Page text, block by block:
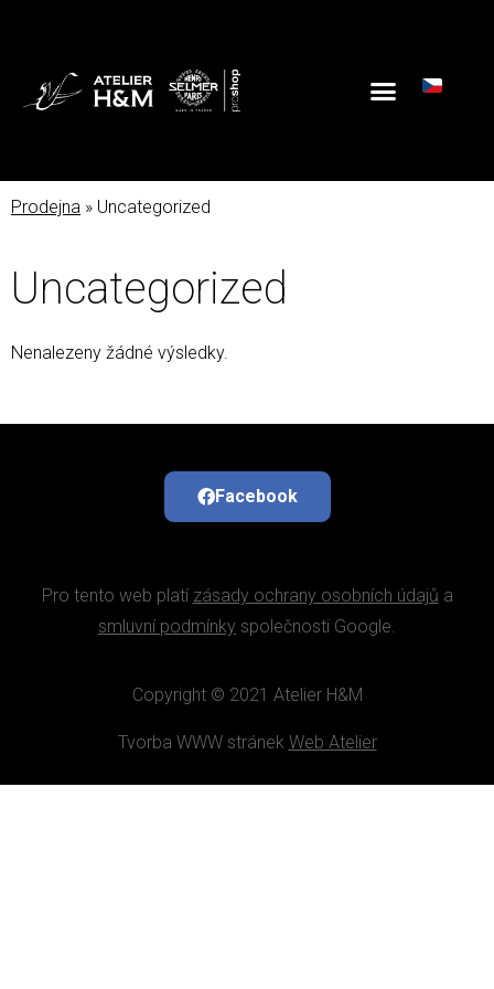
Prodejna » Uncategorized
Uncategorized
Nenalezeny žádné výsledky.
Facebook
Pro tento web platí zásady ochrany osobních údajů a
smluvní podmínky společnosti Google.
Copyright © 2021 Atelier H&M
Tvorba WWW stránek Web Atelier